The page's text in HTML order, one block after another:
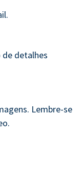
detalhes
Lembre-se